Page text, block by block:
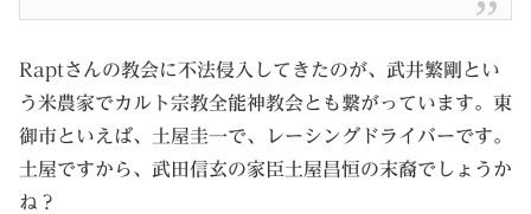
Raptさんの教会に不法侵入してきたのが、武井繁剛とい
う米農家でカルト宗教全能神教会とも繋がっています。東
御市といえば、土屋圭一で、レーシングドライバーです。
土屋ですから、武田信玄の家臣土屋昌恒の末裔でしょうか
ね？